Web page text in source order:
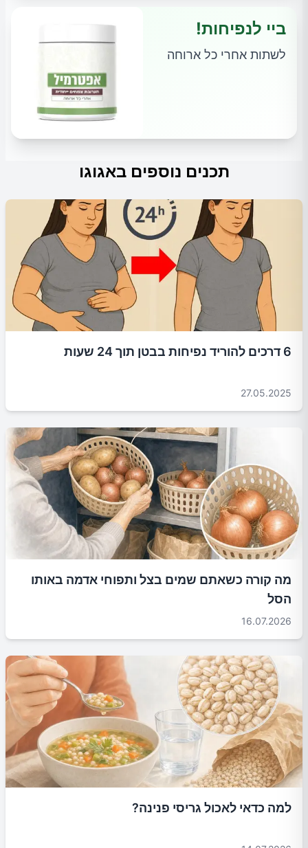
ביי לנפיחות!
לשתות אחרי כל ארוחה
תכנים נוספים באגוגו
6 דרכים להוריד נפיחות בבטן תוך 24 שעות
27.05.2025
מה קורה כשאתם שמים בצל ותפוחי אדמה באותו
הסל
16.07.2026
למה כדאי לאכול גריסי פנינה?